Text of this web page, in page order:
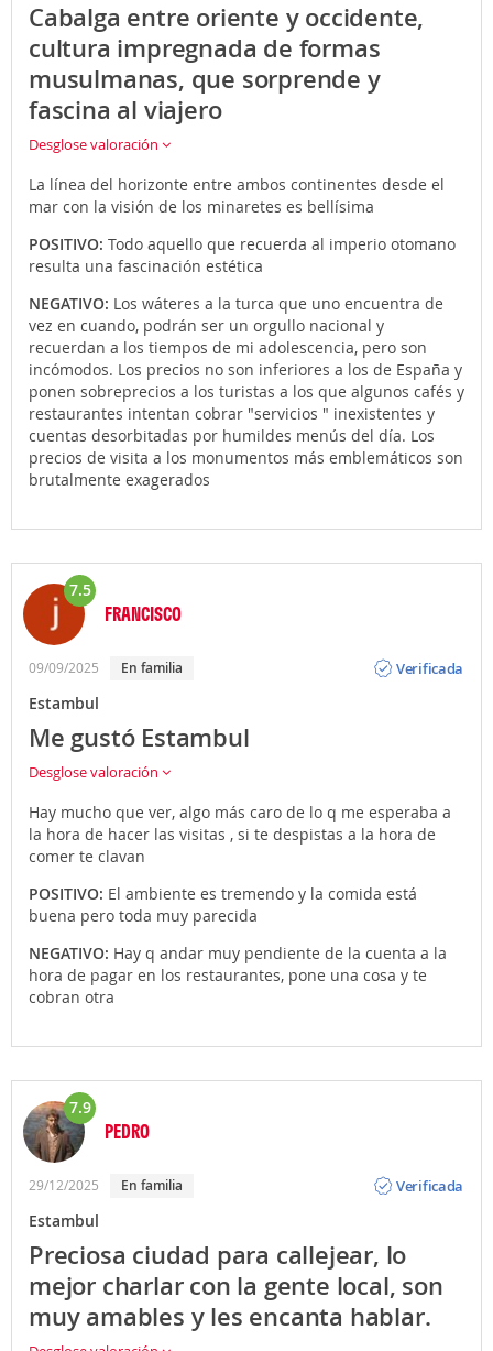
Cabalga entre oriente y occidente,
cultura impregnada de formas
musulmanas, que sorprende y
fascina al viajero
Desglose valoración
La línea del horizonte entre ambos continentes desde el
mar con la visión de los minaretes es bellísima
POSITIVO: Todo aquello que recuerda al imperio otomano
resulta una fascinación estética
NEGATIVO: Los wáteres a la turca que uno encuentra de
vez en cuando, podrán ser un orgullo nacional y
recuerdan a los tiempos de mi adolescencia, pero son
incómodos. Los precios no son inferiores a los de España y
ponen sobreprecios a los turistas a los que algunos cafés y
restaurantes intentan cobrar "servicios " inexistentes y
cuentas desorbitadas por humildes menús del día. Los
precios de visita a los monumentos más emblemáticos son
brutalmente exagerados
7.5
FRANCISCO
09/09/2025 En familia
Verificada
Estambul
Me gustó Estambul
Desglose valoración
Hay mucho que ver, algo más caro de lo q me esperaba a
la hora de hacer las visitas , si te despistas a la hora de
comer te clavan
POSITIVO: El ambiente es tremendo y la comida está
buena pero toda muy parecida
NEGATIVO: Hay q andar muy pendiente de la cuenta a la
hora de pagar en los restaurantes, pone una cosa y te
cobran otra
7.9
PEDRO
29/12/2025 En familia
Verificada
Estambul
Preciosa ciudad para callejear, lo
mejor charlar con la gente local, son
muy amables y les encanta hablar.